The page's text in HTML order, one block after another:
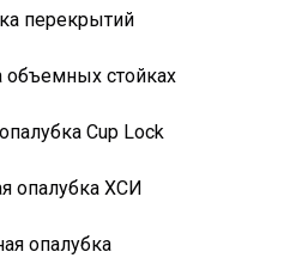
перекрытий
объемных стойках
Cup Lock
опалубка ХСИ
опалубка